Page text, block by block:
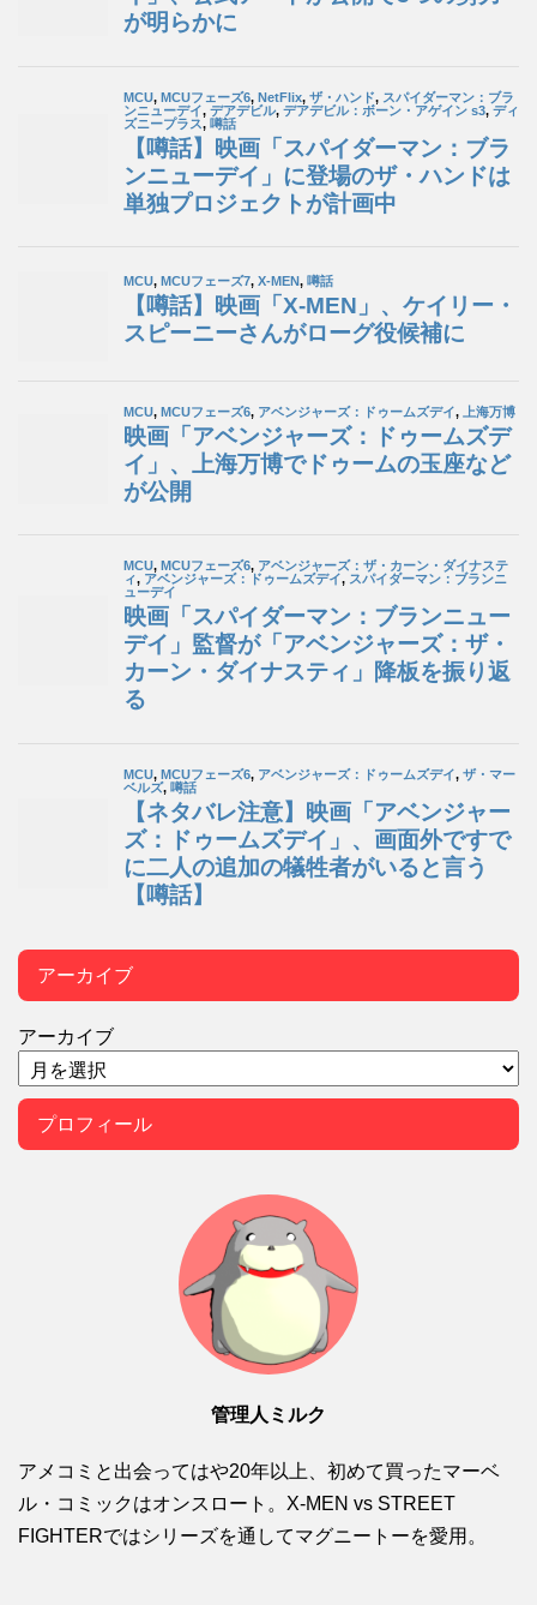
アーカイブ
アーカイブ
プロフィール
管理人ミルク
アメコミと出会ってはや20年以上、初めて買ったマーベ
ル・コミックはオンスロート。X-MEN vs STREET
FIGHTERではシリーズを通してマグニートーを愛用。